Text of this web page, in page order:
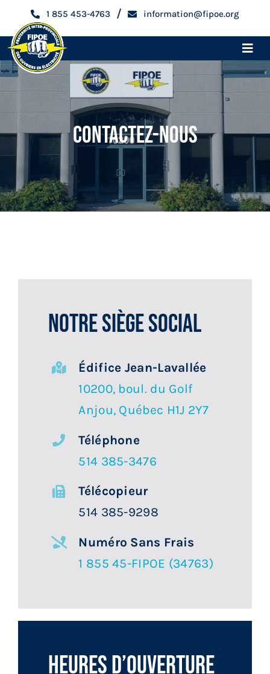
content
1 855 453-4763 / information@fipoe.org
Toggle
Devenir membre
Espace membre
Qui sommes-nous
Réunions
Activités
Informations
Actualités
Boutique
Contactez-Nous
Notre Siège Social
Édifice Jean-Lavallée
10200, boul. du Golf
Anjou, Québec H1J 2Y7
Téléphone
514 385-3476
Télécopieur
514 385-9298
Numéro Sans Frais
1 855 45-FIPOE (34763)
Heures D’ouverture